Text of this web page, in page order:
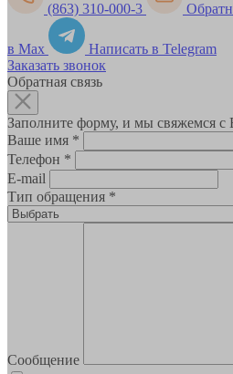
(863) 310-000-3
в Max
Написать в Telegram
Заказать звонок
Обратная связь
Заполните форму, и мы свяжемся
Ваше имя *
Телефон *
E-mail
Тип обращения *
Сообщение